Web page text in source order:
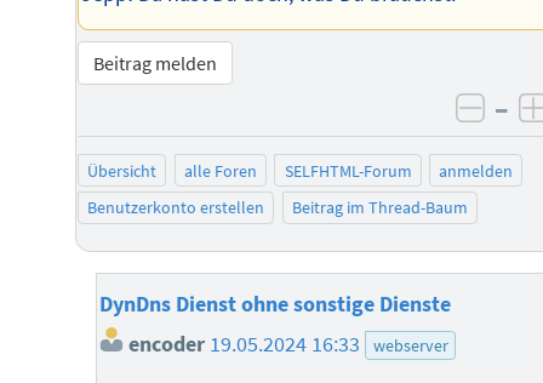
Beitrag melden
–
Übersicht alle Foren SELFHTML-Forum
anmelden
Benutzerkonto erstellen
Beitrag im Thread-Baum
DynDns Dienst ohne sonstige Dienste
encoder 19.05.2024 16:33 webserver